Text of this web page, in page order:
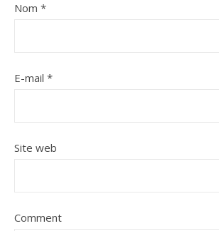
Nom *
E-mail *
Site web
Comment